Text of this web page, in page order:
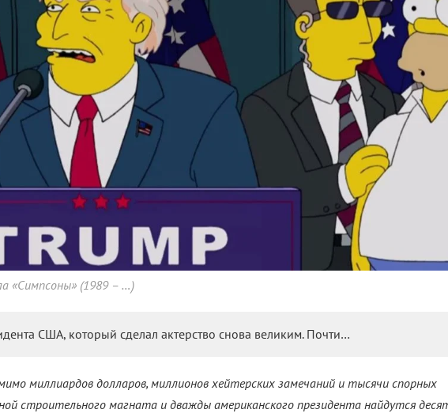
«Симпсоны» (1989 – …)
США, который сделал актерство снова великим. Почти…
миллиардов долларов, миллионов хейтерских замечаний и тысячи спорных
строительного магната и дважды американского президента найдутся